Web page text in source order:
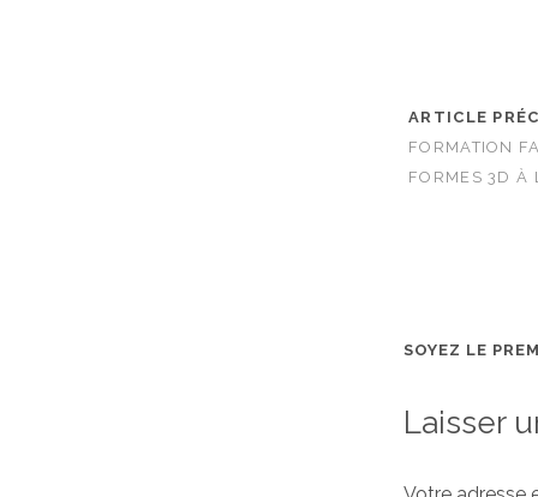
ARTICLE
FORMATION
FORMES 3D À
SOYEZ LE
Laisser